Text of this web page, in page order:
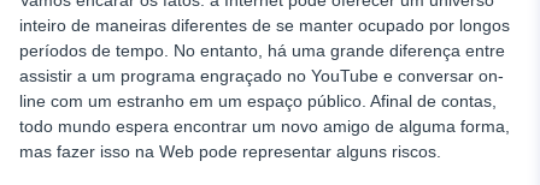
inteiro de maneiras diferentes de se manter ocupado por longos
períodos de tempo. No entanto, há uma grande diferença entre
assistir a um programa engraçado no YouTube e conversar on-
line com um estranho em um espaço público. Afinal de contas,
todo mundo espera encontrar um novo amigo de alguma forma,
mas fazer isso na Web pode representar alguns riscos.
Salas de bate-papo on-line mais populares
Como identificar se seu filho está usando salas de bate-
papo on-line
Dicas para os pais: Como manter seus filhos seguros?
Por que usar o controle dos pais?